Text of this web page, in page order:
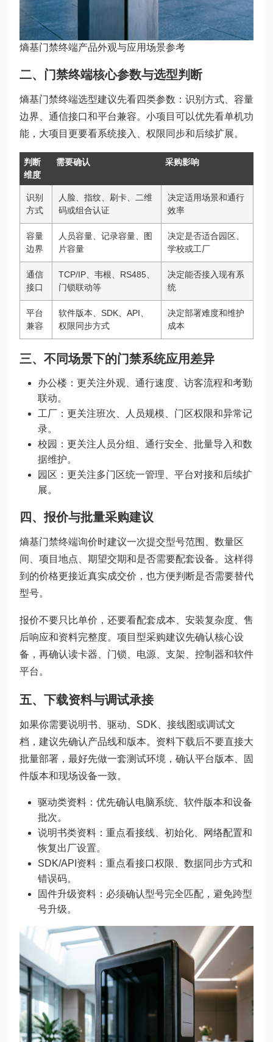
熵基门禁终端产品外观与应用场景参考
二、门禁终端核心参数与选型判断
熵基门禁终端选型建议先看四类参数：识别方式、容量
边界、通信接口和平台兼容。小项目可以优先看单机功
能，大项目更要看系统接入、权限同步和后续扩展。
判断
维度
需要确认 采购影响
识别
方式
人脸、指纹、刷卡、二维
码或组合认证
决定适用场景和通行
效率
容量
边界
人员容量、记录容量、图
片容量
决定是否适合园区、
学校或工厂
通信
接口
TCP/IP、韦根、RS485、
门锁联动等
决定能否接入现有系
统
平台
兼容
软件版本、SDK、API、
权限同步方式
决定部署难度和维护
成本
三、不同场景下的门禁系统应用差异
办公楼：更关注外观、通行速度、访客流程和考勤
联动。
工厂：更关注班次、人员规模、门区权限和异常记
录。
校园：更关注人员分组、通行安全、批量导入和数
据维护。
园区：更关注多门区统一管理、平台对接和后续扩
展。
四、报价与批量采购建议
熵基门禁终端询价时建议一次提交型号范围、数量区
间、项目地点、期望交期和是否需要配套设备。这样得
到的价格更接近真实成交价，也方便判断是否需要替代
型号。
报价不要只比单价，还要看配套成本、安装复杂度、售
后响应和资料完整度。项目型采购建议先确认核心设
备，再确认读卡器、门锁、电源、支架、控制器和软件
平台。
五、下载资料与调试承接
如果你需要说明书、驱动、SDK、接线图或调试文
档，建议先确认产品线和版本。资料下载后不要直接大
批量部署，最好先做一套测试环境，确认平台版本、固
件版本和现场设备一致。
驱动类资料：优先确认电脑系统、软件版本和设备
批次。
说明书类资料：重点看接线、初始化、网络配置和
恢复出厂设置。
SDK/API资料：重点看接口权限、数据同步方式和
错误码。
固件升级资料：必须确认型号完全匹配，避免跨型
号升级。